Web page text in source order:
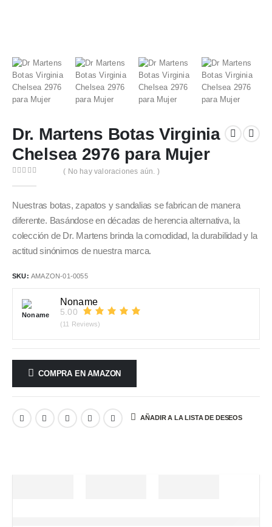
Dr. Martens Botas Virginia
Chelsea 2976 para Mujer
( No hay valoraciones aún. )
Nuestras botas, zapatos y sandalias se fabrican de manera
diferente. Basándose en décadas de herencia alternativa, la
colección de Dr. Martens brinda la comodidad, la durabilidad y la
actitud sinónimos de nuestra marca.
SKU: AMAZON-01-0055
Noname
5.00
(11 Reviews)
COMPRA EN AMAZON
AÑADIR A LA LISTA DE DESEOS